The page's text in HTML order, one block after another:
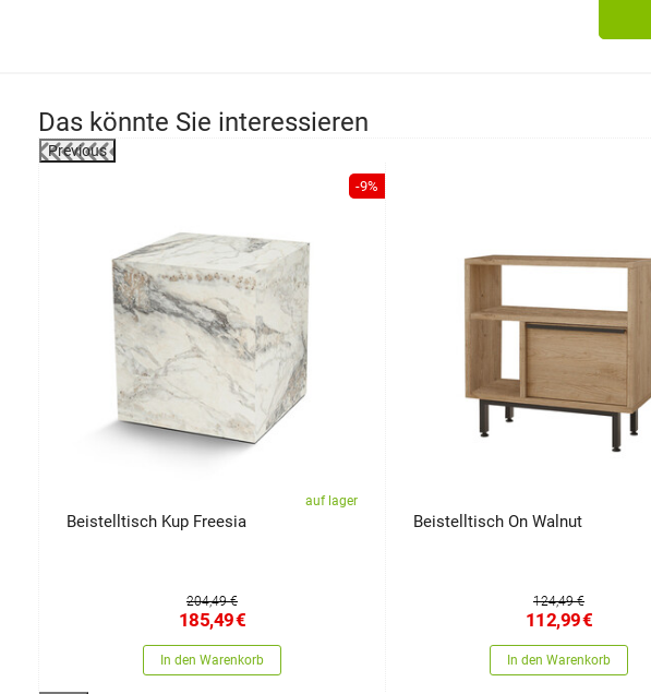
Das könnte Sie interessieren
Previous
-9%
auf lager
Beistelltisch Kup Freesia
204,49 €
185,49€
In den Warenkorb
Beistelltisch On Walnut
124,49 €
112,99€
In den Warenkorb